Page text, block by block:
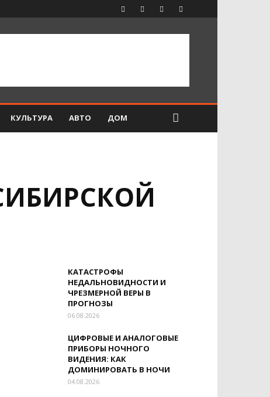
КУЛЬТУРА АВТО ДОМ
КАТАСТРОФЫ
НЕДАЛЬНОВИДНОСТИ И
ЧРЕЗМЕРНОЙ ВЕРЫ В
ПРОГНОЗЫ
06.08.2026
ЦИФРОВЫЕ И АНАЛОГОВЫЕ
ПРИБОРЫ НОЧНОГО
ВИДЕНИЯ: КАК
ДОМИНИРОВАТЬ В НОЧИ
04.08.2026